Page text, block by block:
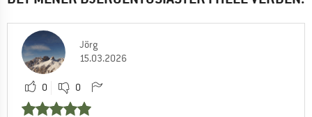
Jörg
15.03.2026
0 0